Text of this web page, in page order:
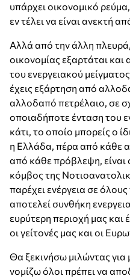
υπάρχει οικονομικό
εν τέλει να είναι ανεκτή
Αλλά από την άλλη
οικονομίας εξαρτάται
του ενεργειακού
έχεις εξάρτηση από
αλλοδαπό πετρέλαιο, σε
οποιαδήποτε ένταση του
κάτι, το οποίο μπορείς ο
η Ελλάδα, πέρα από κάθε
από κάθε πρόβλεψη, είναι
κόμβος της
παρέχει ενέργεια σε όλους
αποτελεί συνθήκη
ευρύτερη περιοχή μας και
οι γείτονές μας και οι
Θα ξεκινήσω μιλώντας για
νομίζω όλοι πρέπει να